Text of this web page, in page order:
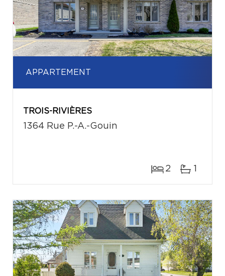
APPARTEMENT
TROIS-RIVIÈRES
1364 Rue P.-A.-Gouin
2 1